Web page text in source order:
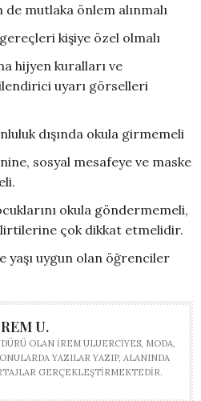
de mutlaka önlem alınmalı
kişiye özel olmalı
hijyen kuralları ve
uyarı görselleri
dışında okula girmemeli
sosyal mesafeye ve maske
okula göndermemeli,
çok dikkat etmelidir.
yaşı uygun olan öğrenciler
U.
OLAN İREM ULUERCIYES, MODA,
YAZILAR YAZIP, ALANINDA
GERÇEKLEŞTIRMEKTEDIR.